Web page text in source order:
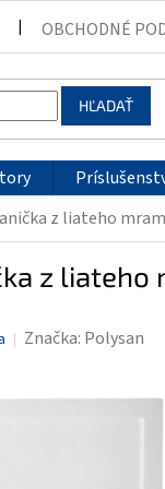
OBCHODNÉ
HĽADAŤ
z liateho
z
Značka: Polysan